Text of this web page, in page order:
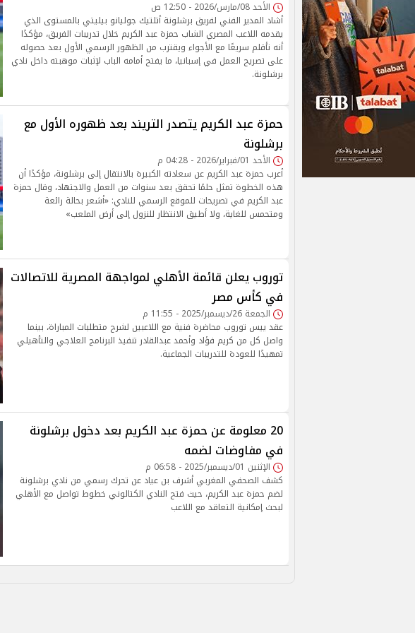
الأحد 08/مارس/2026 - 12:50 ص
أشاد المدير الفني لفريق برشلونة أتلتيك جوليانو بيليتي بالمستوى الذي
يقدمه اللاعب المصري الشاب حمزة عبد الكريم خلال تدريبات الفريق، مؤكدًا
أنه تأقلم سريعًا مع الأجواء ويقترب من الظهور الرسمي الأول بعد حصوله
على تصريح العمل في إسبانيا، ما يفتح أمامه الباب لإثبات موهبته داخل نادي
برشلونة.
حمزة عبد الكريم يتصدر التريند بعد ظهوره الأول مع
برشلونة
الأحد 01/فبراير/2026 - 04:28 م
أعرب حمزة عبد الكريم عن سعادته الكبيرة بالانتقال إلى برشلونة، مؤكدًا أن
هذه الخطوة تمثل حلمًا تحقق بعد سنوات من العمل والاجتهاد، وقال حمزة
عبد الكريم في تصريحات للموقع الرسمي للنادي: «أشعر بحالة رائعة
ومتحمس للغاية، ولا أطيق الانتظار للنزول إلى أرض الملعب»
توروب يعلن قائمة الأهلي لمواجهة المصرية للاتصالات
في كأس مصر
الجمعة 26/ديسمبر/2025 - 11:55 م
عقد ييس توروب محاضرة فنية مع اللاعبين لشرح متطلبات المباراة، بينما
واصل كل من كريم فؤاد وأحمد عبدالقادر تنفيذ البرنامج العلاجي والتأهيلي
تمهيدًا للعودة للتدريبات الجماعية.
20 معلومة عن حمزة عبد الكريم بعد دخول برشلونة
في مفاوضات لضمه
الإثنين 01/ديسمبر/2025 - 06:58 م
كشف الصحفي المغربي أشرف بن عياد عن تحرك رسمي من نادي برشلونة
لضم حمزة عبد الكريم، حيث فتح النادي الكتالوني خطوط تواصل مع الأهلي
لبحث إمكانية التعاقد مع اللاعب